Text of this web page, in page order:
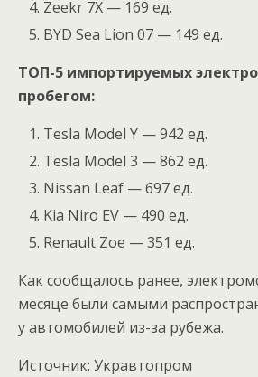
Zeekr 7X — 169 ед.
BYD Sea Lion 07 — 149 ед.
ТОП-5 импортируемых
пробегом:
Tesla Model Y — 942 ед.
Tesla Model 3 — 862 ед.
Nissan Leaf — 697 ед.
Kia Niro EV — 490 ед.
Renault Zoe — 351 ед.
Как сообщалось ранее,
месяце были самыми
у автомобилей из-за рубежа.
Источник: Укравтопром